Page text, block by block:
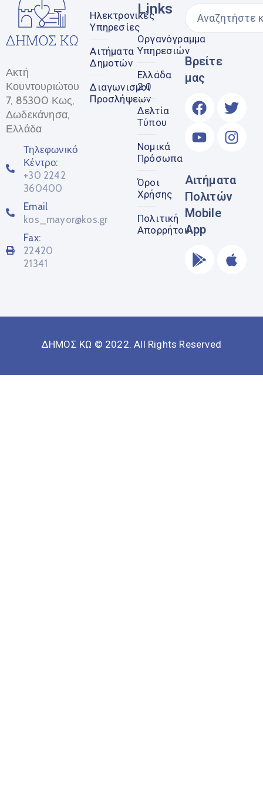
Ακτή
Κουντουριώτου
7, 85300 Κως,
Δωδεκάνησα,
Ελλάδα
Τηλεφωνικό
Κέντρο:
+30 2242
360400
Email
kos_mayor@kos.gr
Fax:
22420
21341
Ηλεκτρονικές
Υπηρεσίες
Αιτήματα
Δημοτών
Διαγωνισμοί
Προσλήψεων
Links
Οργανόγραμμα
Υπηρεσιών
Ελλάδα
2.0
Δελτία
Τύπου
Νομικά
Πρόσωπα
Όροι
Χρήσης
Πολιτική
Απορρήτου
Βρείτε
μας
Αιτήματα
Πολιτών
Mobile
App
ΔΗΜΟΣ ΚΩ © 2022. All Rights Reserved